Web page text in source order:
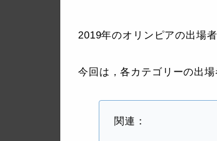
2019年のオリンピアの出場
今回は，各カテゴリーの出
関連：